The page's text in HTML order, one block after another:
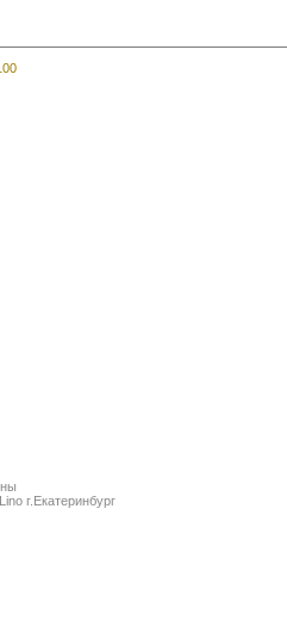
г.Екатеринбург